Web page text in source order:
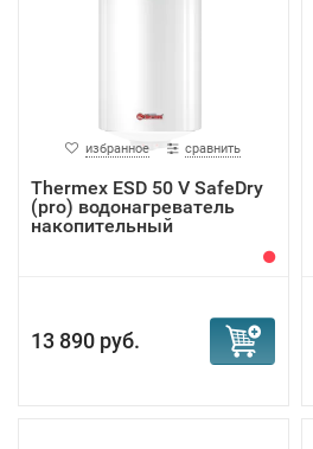
избранное сравнить
Thermex ESD 50 V SafeDry
(pro) водонагреватель
накопительный
13 890 руб.